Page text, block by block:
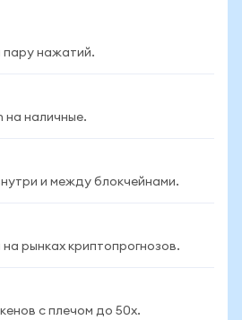
пару нажатий.
на наличные.
и между блокчейнами.
на рынках криптопрогнозов.
с плечом до 50x.